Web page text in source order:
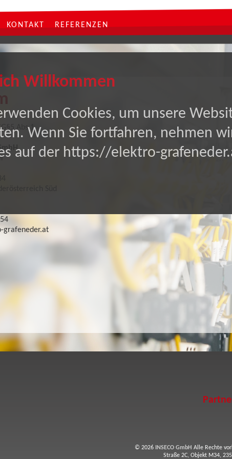
Willkommen
Cookies, um unsere
Wenn Sie fortfahren, nehmen
auf der https://elektro-
KONTAKT REFERENZEN
Abs.1
Süd
grafeneder.at
© 2026 INSECO GmbH Alle Rechte
Straße 2C, Objekt M34,